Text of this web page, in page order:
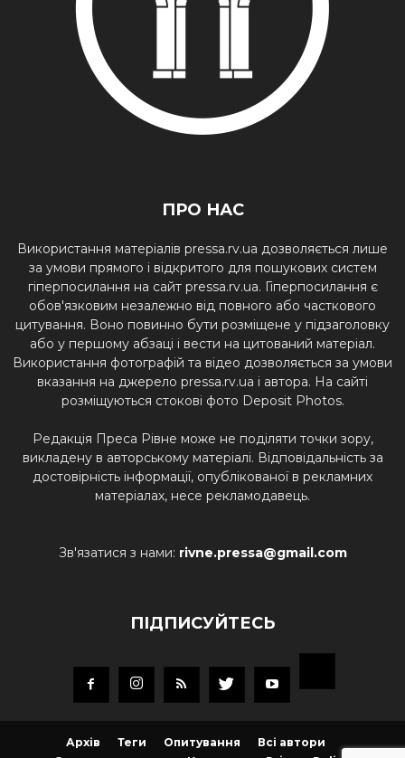
ПРО НАС
Використання матеріалів pressa.rv.ua дозволяється лише
за умови прямого і відкритого для пошукових систем
гіперпосилання на сайт pressa.rv.ua. Гіперпосилання є
обов'язковим незалежно від повного або часткового
цитування. Воно повинно бути розміщене у підзаголовку
або у першому абзаці і вести на цитований матеріал.
Використання фотографій та відео дозволяється за умови
вказання на джерело pressa.rv.ua і автора. На сайті
розміщуються стокові фото Deposit Photos.
Редакція Преса Рівне може не поділяти точки зору,
викладену в авторському матеріалі. Відповідальність за
достовірність інформації, опублікованої в рекламних
матеріалах, несе рекламодавець.
Зв'язатися з нами: rivne.pressa@gmail.com
ПІДПИСУЙТЕСЬ
Архів Теги Опитування
Всі автори